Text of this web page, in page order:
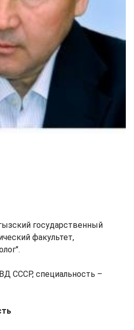
государственный
факультет,
СССР, специальность –